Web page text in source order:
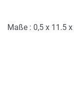
Maße : 0,5 x 11.5